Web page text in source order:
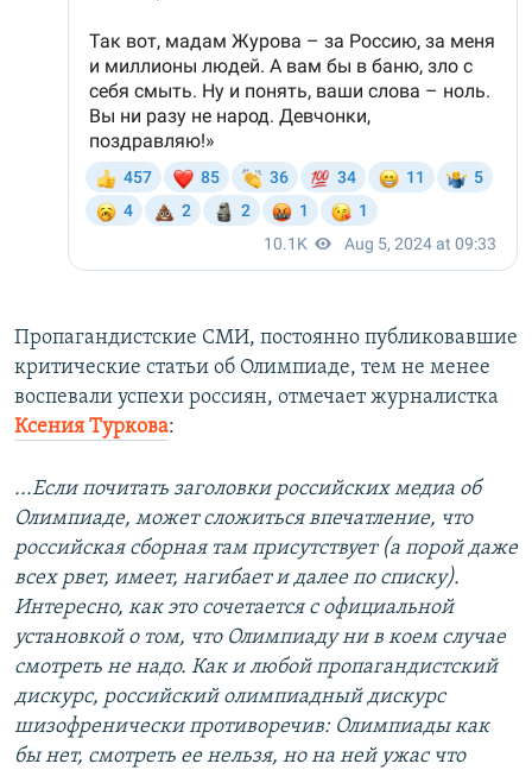
Пропагандистские СМИ, постоянно публиковавшие
критические статьи об Олимпиаде, тем не менее
воспевали успехи россиян, отмечает журналистка
Ксения Туркова:
...Если почитать заголовки российских медиа об
Олимпиаде, может сложиться впечатление, что
российская сборная там присутствует (а порой даже
всех рвет, имеет, нагибает и далее по списку).
Интересно, как это сочетается с официальной
установкой о том, что Олимпиаду ни в коем случае
смотреть не надо. Как и любой пропагандистский
дискурс, российский олимпиадный дискурс
шизофренически противоречив: Олимпиады как
бы нет, смотреть ее нельзя, но на ней ужас что